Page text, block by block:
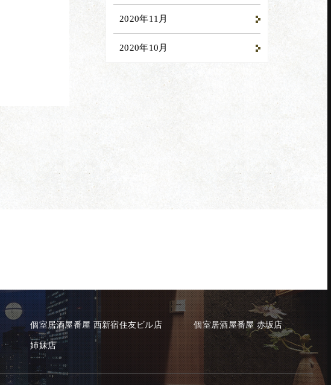
2020年11月
2020年10月
個室居酒屋番屋 西新宿住友ビル店 個室居酒屋番屋 赤坂店
姉妹店